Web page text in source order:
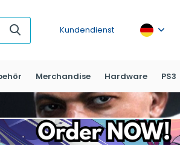
Kundendienst
Merchandise Hardware PS3